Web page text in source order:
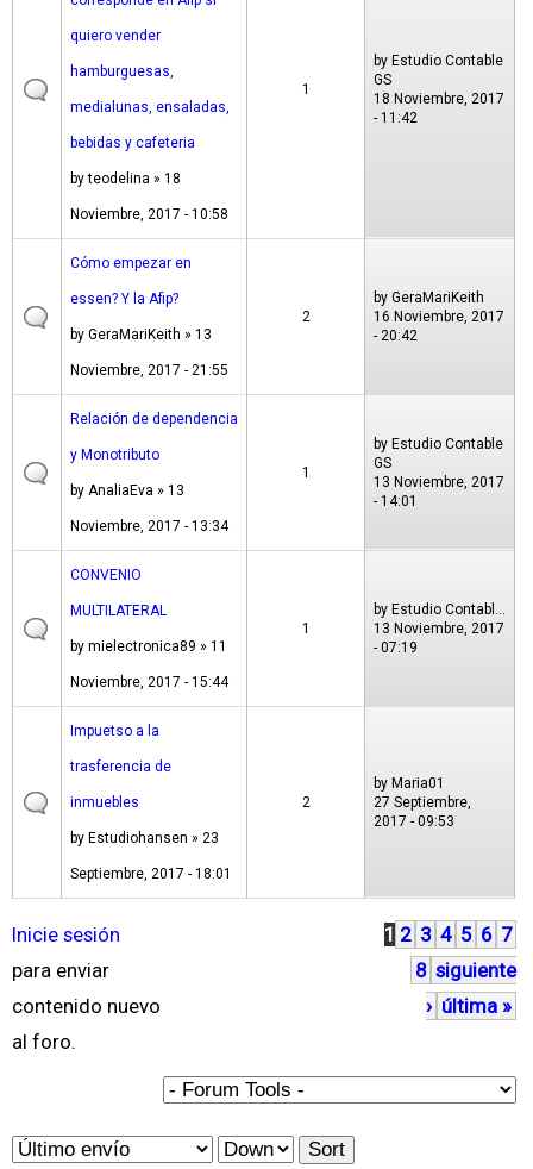
quiero vender
hamburguesas,
medialunas, ensaladas,
bebidas y cafeteria
byteodelina » 18
Noviembre, 2017 - 10:58
1
by Estudio Contable
GS
18 Noviembre, 2017
- 11:42
Cómo empezar en
essen? Y la Afip?
by GeraMariKeith » 13
Noviembre, 2017 - 21:55
2
by GeraMariKeith
16 Noviembre, 2017
- 20:42
Relación de dependencia
y Monotributo
by AnaliaEva » 13
Noviembre, 2017 - 13:34
1
by Estudio Contable
GS
13 Noviembre, 2017
- 14:01
CONVENIO
MULTILATERAL
by mielectronica89 » 11
Noviembre, 2017 - 15:44
1
by Estudio Contabl...
13 Noviembre, 2017
- 07:19
Impuetso a la
trasferencia de
inmuebles
by Estudiohansen » 23
Septiembre, 2017 - 18:01
2
by Maria01
27 Septiembre,
2017 - 09:53
Inicie sesión
para enviar
contenido nuevo
al foro.
P
á
g
a
1 2 3 4 5 6 7
8 siguiente
› última »
O
S